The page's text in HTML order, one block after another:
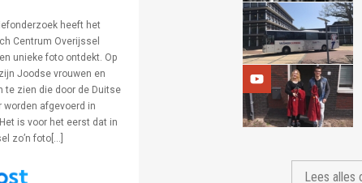
heeft het
Centrum Overijssel
unieke foto ontdekt. Op
Joodse vrouwen en
te zien die door de Duitse
worden afgevoerd in
is voor het eerst dat in
zo’n foto[…]
Lees alles